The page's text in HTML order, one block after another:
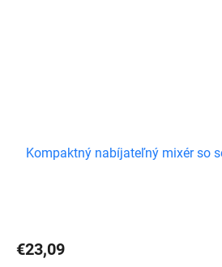
Kompaktný nabíjateľný mixér so
€23,09